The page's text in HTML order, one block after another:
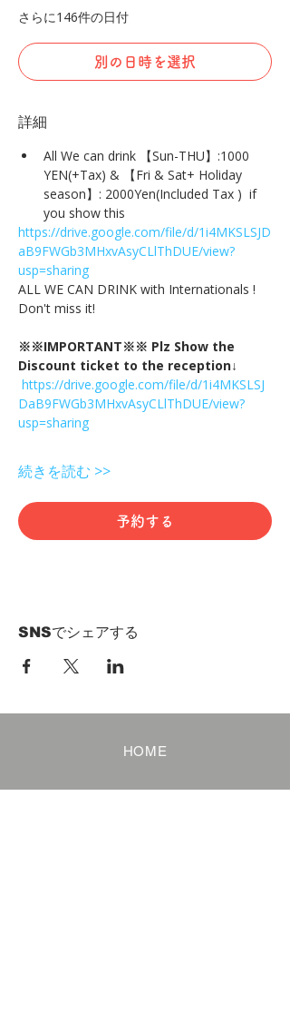
さらに146件の日付
別の日時を選択
詳細
All We can drink 【Sun-THU】:1000
YEN(+Tax) & 【Fri & Sat+ Holiday
season】: 2000Yen(Included Tax )  if
you show this
https://drive.google.com/file/d/1i4MKSLSJD
aB9FWGb3MHxvAsyCLlThDUE/view?
usp=sharing
ALL WE CAN DRINK with Internationals !
Don't miss it!
※※IMPORTANT※※ Plz Show the
Discount ticket to the reception↓
https://drive.google.com/file/d/1i4MKSLSJ
DaB9FWGb3MHxvAsyCLlThDUE/view?
usp=sharing
続きを読む >>
予約する
SNSでシェアする
HOME